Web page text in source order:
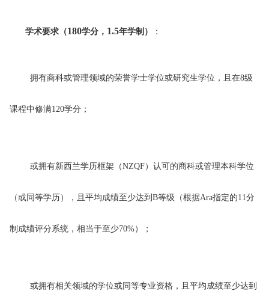
学术要求（180学分， 1.5年学制） ：
拥有商科或管理领域的荣誉学士学位或研究生学位，且在8级
课程中修满120学分；
或拥有新西兰学历框架（NZQF）认可的商科或管理本科学位
（或同等学历），且平均成绩至少达到B等级（根据Ara指定的11分
制成绩评分系统，相当于至少70%）；
或拥有相关领域的学位或同等专业资格，且平均成绩至少达到